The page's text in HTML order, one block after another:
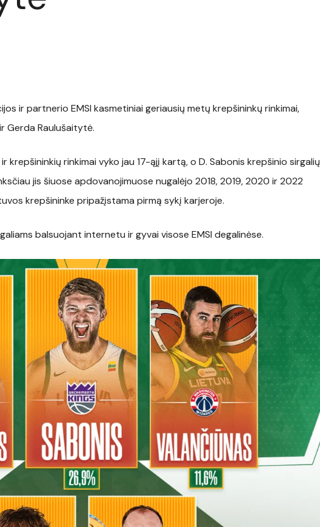
ir partnerio EMSI kasmetiniai geriausių metų krepšininkų rinkimai,
Gerda Raulušaitytė.
krepšininkių rinkimai vyko jau 17-ąjį kartą, o D. Sabonis krepšinio sirgalių
jis šiuose apdovanojimuose nugalėjo 2018, 2019, 2020 ir 2022
krepšininke pripažįstama pirmą sykį karjeroje.
balsuojant internetu ir gyvai visose EMSI degalinėse.